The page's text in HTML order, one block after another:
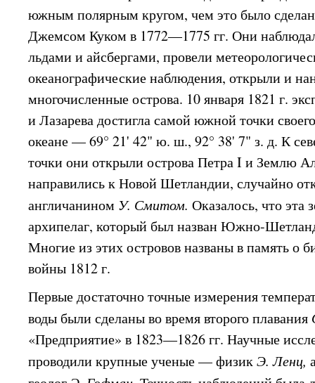
южным полярным кругом, чем это было
Джемсом Куком в 1772—1775 гг. Они
льдами и айсбергами, провели
океанографические наблюдения, открыли и
многочисленные острова. 10 января 1821 г.
и Лазарева достигла самой южной точки
океане — 69° 21' 42" ю. ш., 92° 38' 7" з. д. К
точки они открыли острова Петра I и Землю
направились к Новой Шетландии, случайно
англичанином У. Смитом.Оказалось, что эта
архипелаг, который был назван Южно-
Многие из этих островов названы в память о
войны 1812 г.
Первые достаточно точные измерения
воды были сделаны во время второго плавания
«Предприятие» в 1823—1826 гг. Научные
проводили крупные ученые — физикЭ. Ленц,